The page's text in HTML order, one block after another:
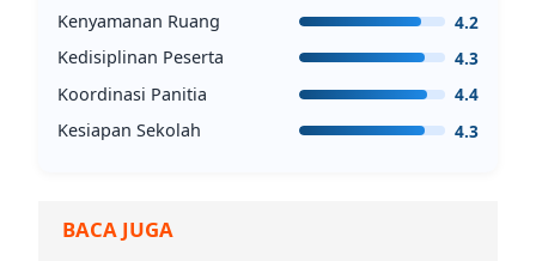
Kenyamanan Ruang
4.2
Kedisiplinan Peserta
4.3
Koordinasi Panitia
4.4
Kesiapan Sekolah
4.3
BACA JUGA